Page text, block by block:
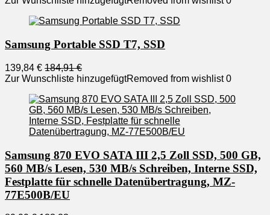
Samsung Portable SSD T7, SSD
139,84 € 184,91 €
Zur Wunschliste hinzugefügtRemoved from wishlist 0
Samsung 870 EVO SATA III 2,5 Zoll SSD, 500 GB,
560 MB/s Lesen, 530 MB/s Schreiben, Interne SSD,
Festplatte für schnelle Datenübertragung, MZ-
77E500B/EU